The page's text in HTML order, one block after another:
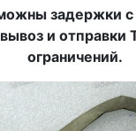
задержки с
и отправки
ограничений.